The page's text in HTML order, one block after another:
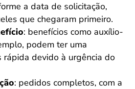
a data de solicitação,
que chegaram primeiro.
: benefícios como auxílio-
podem ter uma
rápida devido à urgência do
: pedidos completos, com a